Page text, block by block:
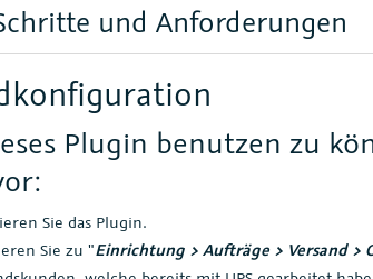
und Anforderungen
Plugin benutzen zu
Sie das Plugin.
Sie zu "Einrichtung > Aufträge > Versand >